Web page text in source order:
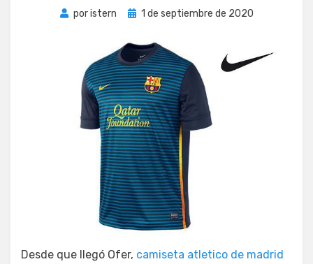
poristern
Publicada
1 de septiembre de 2020
Desde que llegó Ofer, camiseta atletico de madrid